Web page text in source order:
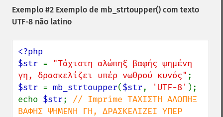
Exemplo #2 Exemplo de mb_strtoupper() com texto
UTF-8 não latino
<?php
$str = "Τάχιστη αλώπηξ βαφής ψημένη
γη, δρασκελίζει υπέρ νωθρού κυνός"
$str = mb_strtoupper($str, 'UTF-8' );
echo $str; // Imprime ΤΆΧΙΣΤΗ ΑΛΏΠΗΞ
ΒΑΦΉΣ ΨΗΜΈΝΗ ΓΗ, ΔΡΑΣΚΕΛΊΖΕΙ ΥΠΈΡ